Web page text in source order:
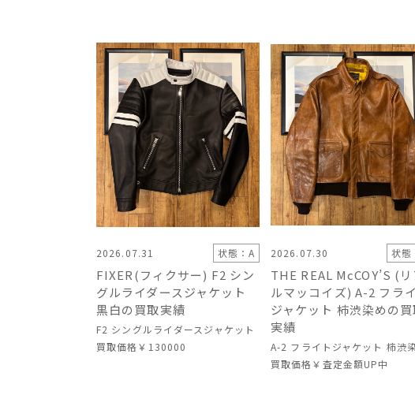
2026.07.31 状態：A
FIXER(フィクサー) F2 シン
グルライダースジャケット
黒白の買取実績
F2 シングルライダースジャケット
買取価格 ￥130000
2026.07.30 状態
THE REAL McCOY’S (リ
ルマッコイズ) A-2 フラ
ジャケット 柿渋染めの買
実績
A-2 フライトジャケット 柿渋
買取価格 ￥査定金額UP中